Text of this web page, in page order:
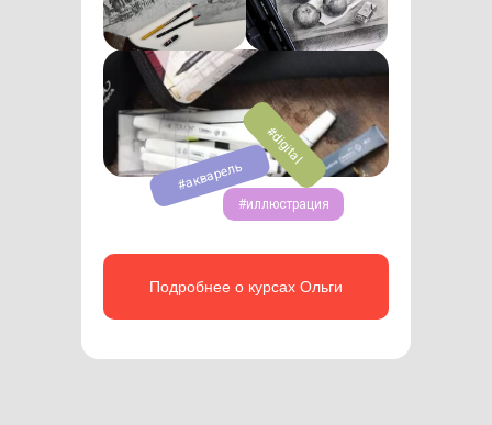
#digital
Подробнее о курсах Ольги
#иллюстрация
#акварель